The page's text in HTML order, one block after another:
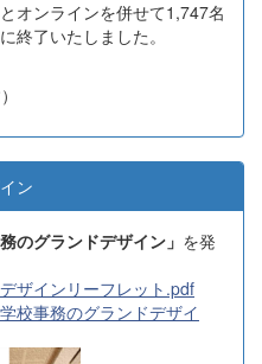
オンラインを併せて1,747名
終了いたしました。
ン
のグランドデザイン」 を発
ザインリーフレット.pdf
校事務のグランドデザイ